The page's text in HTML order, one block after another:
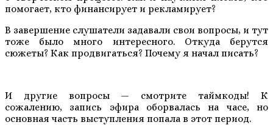
помогает, кто финансирует и рекламирует?
В завершение слушатели задавали свои вопросы, и тут
тоже было много интересного. Откуда берутся
сюжеты? Как продвигаться? Почему я начал писать?
И другие вопросы — смотрите таймкоды! К
сожалению, запись эфира оборвалась на часе, но
основная часть выступления попала в этот период.